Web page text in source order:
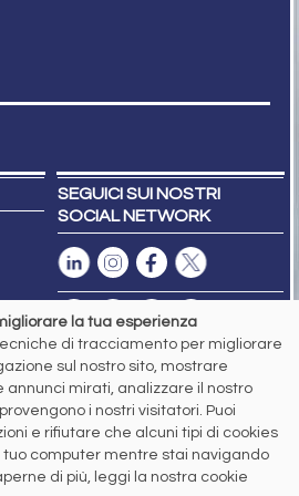
SEGUICI SUI NOSTRI
SOCIAL NETWORK
versato
del Tribunale di Brescia n. 11/2004 del 17
26116.
la tua esperienza
di tracciamento per migliorare
sul nostro sito, mostrare
annunci mirati, analizzare il nostro
i nostri visitatori. Puoi
e rifiutare che alcuni tipi di cookies
computer mentre stai navigando
di più, leggi la nostra cookie